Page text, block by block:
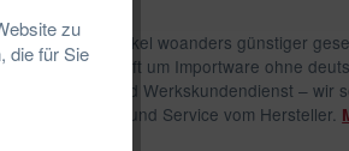
zu
die für Siediesen Artikel woanders günstiger
es sich dort oft um Importware ohne
und Werkskundendienst – wir
auf Qualität und Service vom Hersteller.